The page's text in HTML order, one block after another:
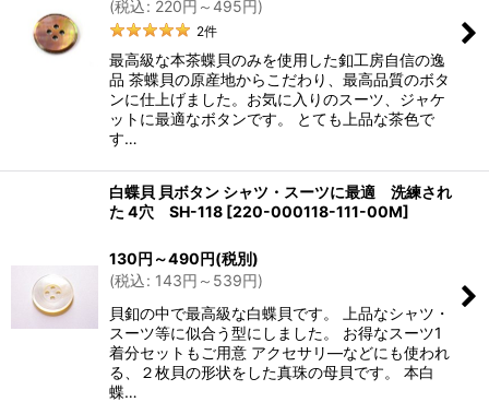
(税込: 220円 ～495円)
2件
最高級な本茶蝶貝のみを使用した釦工房自信の逸
品 茶蝶貝の原産地からこだわり、最高品質のボタ
ンに仕上げました。お気に入りのスーツ、ジャケ
ットに最適なボタンです。 とても上品な茶色で
す…
白蝶貝 貝ボタン シャツ・スーツに最適 洗練され
た 4穴 SH-118 [220-000118-111-00M]
130円 ～490円(税別)
(税込: 143円 ～539円)
貝釦の中で最高級な白蝶貝です。 上品なシャツ・
スーツ等に似合う型にしました。 お得なスーツ1
着分セットもご用意 アクセサリ―などにも使われ
る、２枚貝の形状をした真珠の母貝です。 本白
蝶…